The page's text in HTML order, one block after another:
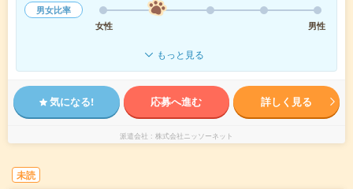
男女比率
女性
男性
もっと見る
気になる! 応募へ進む 詳しく見る
派遣会社 株式会社ニッソーネット
未読